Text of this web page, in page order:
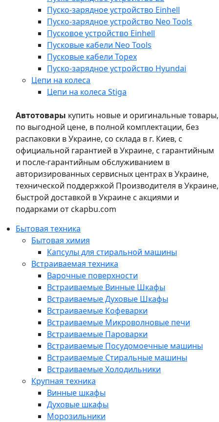
Пуско-зарядное устройство Einhell
Пуско-зарядное устройство Neo Tools
Пусковое устройство Einhell
Пусковые кабели Neo Tools
Пусковые кабели Topex
Пуско-зарядное устройство Hyundai
Цепи на колеса
Цепи на колеса Stiga
Автотовары купить новые и оригинальные товары,
по выгодной цене, в полной комплектации, без
распаковки в Украине, со склада в г. Киев, с
официальной гарантией в Украине, с гарантийным
и после-гарантийным обслуживанием в
авторизированных сервисных центрах в Украине,
технической поддержкой Производителя в Украине,
быстрой доставкой в Украине с акциями и
подарками от ckapbu.com
Бытовая техника
Бытовая химия
Капсулы для стиральной машины
Встраиваемая техника
Варочные поверхности
Встраиваемые Винные Шкафы
Встраиваемые Духовые Шкафы
Встраиваемые Кофеварки
Встраиваемые Микроволновые печи
Встраиваемые Пароварки
Встраиваемые Посудомоечные машины
Встраиваемые Стиральные машины
Встраиваемые Холодильники
Крупная техника
Винные шкафы
Духовые шкафы
Морозильники